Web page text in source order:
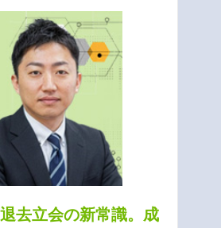
去立会の新常識。成